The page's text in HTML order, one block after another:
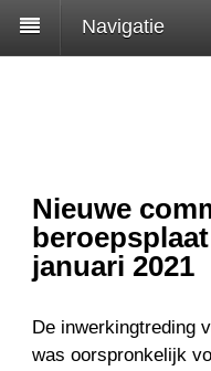
Navigatie
Nieuwe
januari 2021
De inwerkingtreding
was oorspronkelijk